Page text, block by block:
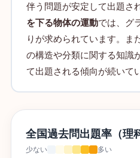
伴う問題が安定して出題さ
を下る物体の運動では、グ
りが求められています。ま
の構造や分類に関する知識
て出題される傾向が続いて
全国過去問出題率（理
少ない 多い